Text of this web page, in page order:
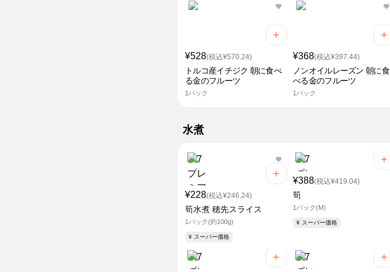
¥528(税込¥570.24)
トルコ産イチジク 朝に食べ
る金のフルーツ
1パック
¥368(税込¥397.44)
ノンオイルレーズン 朝に食
べる金のフルーツ
1パック
水煮
¥228(税込¥246.24)
筍水煮 穂先スライス
1パック(約100g)
¥ スーパー価格
¥388(税込¥419.04)
筍
1パック(M)
¥ スーパー価格